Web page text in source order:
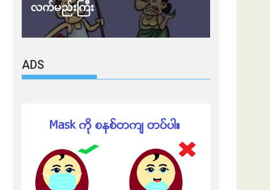
လက်မည်းကြီး
ADS